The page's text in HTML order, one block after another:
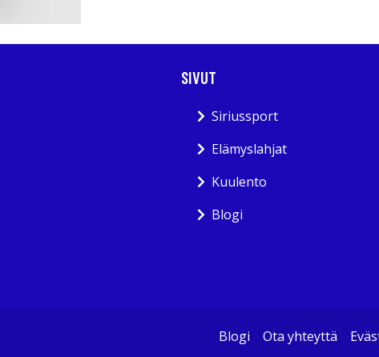
SIVUT
Siriussport
Elämyslahjat
Kuulento
Blogi
Blogi Ota yhteyttä